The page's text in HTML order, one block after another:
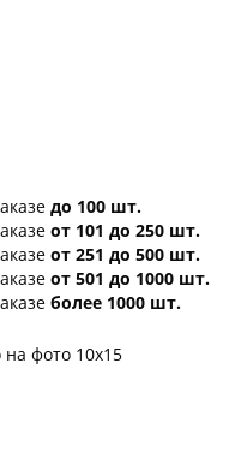
до 100 шт.
от 101 до 250 шт.
от 251 до 500 шт.
от 501 до 1000 шт.
более 1000 шт.
на фото 10х15